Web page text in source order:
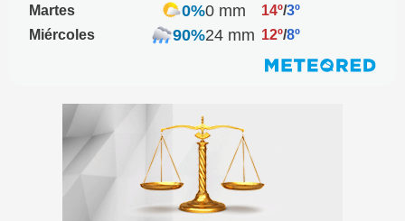
Martes
0%0 mm 14º/3º
Miércoles
90%24 mm 12º/8º